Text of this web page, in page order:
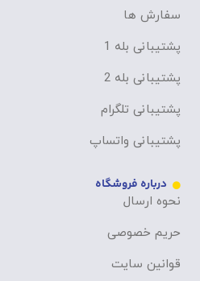
سفارش ها
پشتیبانی بله 1
پشتیبانی بله 2
پشتیبانی تلگرام
پشتیبانی واتساپ
درباره فروشگاه
نحوه ارسال
حریم خصوصی
قوانین سایت